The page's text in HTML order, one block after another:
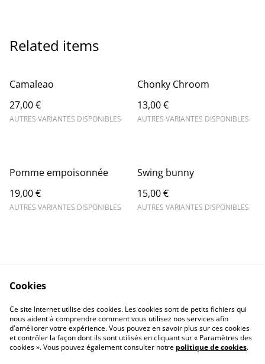
Related items
Camaleao
27,00 €
AUTRES VARIANTES DISPONIBLES
Chonky Chroom
13,00 €
AUTRES VARIANTES DISPONIBLES
Pomme empoisonnée
19,00 €
AUTRES VARIANTES DISPONIBLES
Swing bunny
15,00 €
AUTRES VARIANTES DISPONIBLES
Conditions générales
Politique de cookies
Mentions légales
Contactez-moi
Cookies
Ce site Internet utilise des cookies. Les cookies sont de petits fichiers qui
nous aident à comprendre comment vous utilisez nos services afin
d'améliorer votre expérience. Vous pouvez en savoir plus sur ces cookies
et contrôler la façon dont ils sont utilisés en cliquant sur « Paramètres des
cookies ». Vous pouvez également consulter notre politique de cookies.